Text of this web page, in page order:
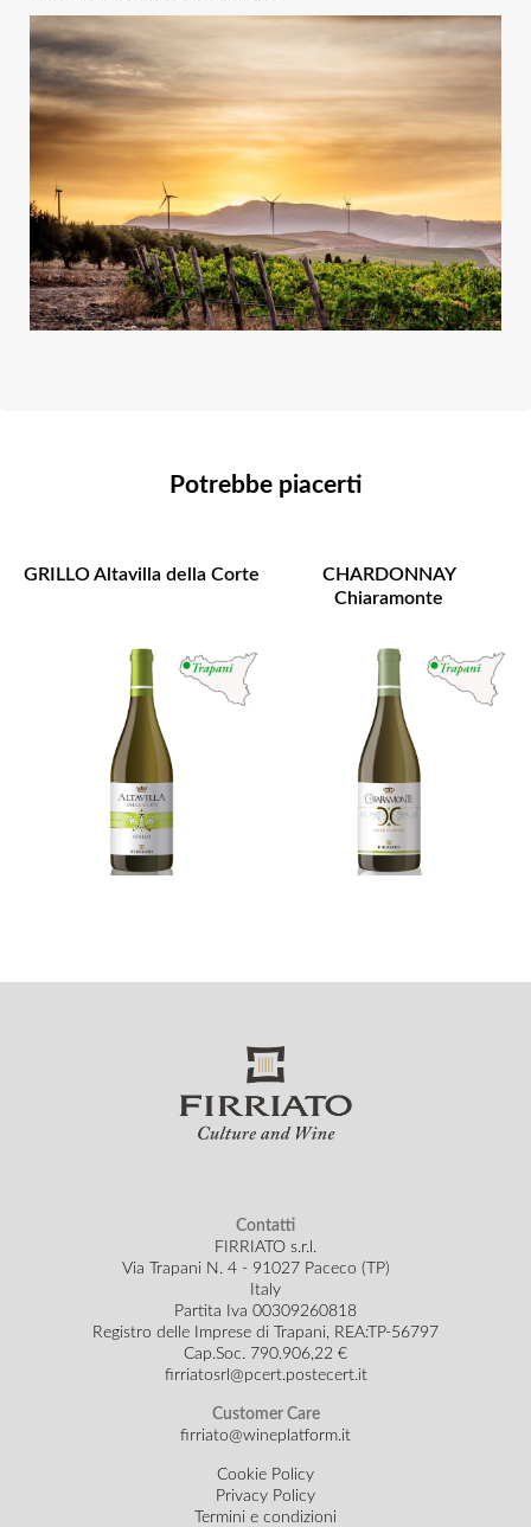
Potrebbe piacerti
GRILLO Altavilla della Corte
CHARDONNAY
Chiaramonte
Contatti
FIRRIATO s.r.l.
Via Trapani N. 4 - 91027 Paceco (TP)
Italy
Partita Iva 00309260818
Registro delle Imprese di Trapani, REA:TP-56797
Cap.Soc. 790.906,22 €
firriatosrl@pcert.postecert.it
Customer Care
firriato@wineplatform.it
Cookie Policy
Privacy Policy
Termini e condizioni